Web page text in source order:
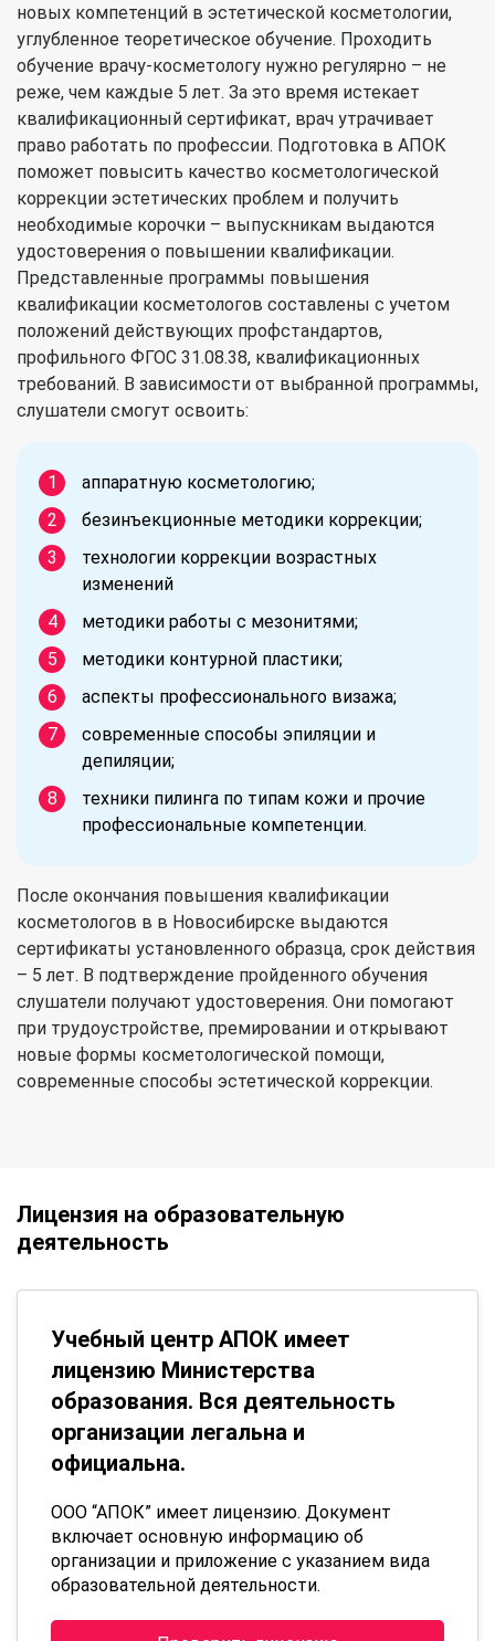
новых компетенций в эстетической косметологии,
углубленное теоретическое обучение. Проходить
обучение врачу-косметологу нужно регулярно – не
реже, чем каждые 5 лет. За это время истекает
квалификационный сертификат, врач утрачивает
право работать по профессии. Подготовка в АПОК
поможет повысить качество косметологической
коррекции эстетических проблем и получить
необходимые корочки – выпускникам выдаются
удостоверения о повышении квалификации.
Представленные программы повышения
квалификации косметологов составлены с учетом
положений действующих профстандартов,
профильного ФГОС 31.08.38, квалификационных
требований. В зависимости от выбранной программы,
слушатели смогут освоить:
аппаратную косметологию;
безинъекционные методики коррекции;
технологии коррекции возрастных
изменений
методики работы с мезонитями;
методики контурной пластики;
аспекты профессионального визажа;
современные способы эпиляции и
депиляции;
техники пилинга по типам кожи и прочие
профессиональные компетенции.
После окончания повышения квалификации
косметологов в в Новосибирске выдаются
сертификаты установленного образца, срок действия
– 5 лет. В подтверждение пройденного обучения
слушатели получают удостоверения. Они помогают
при трудоустройстве, премировании и открывают
новые формы косметологической помощи,
современные способы эстетической коррекции.
Лицензия на образовательную
деятельность
Учебный центр АПОК имеет
лицензию Министерства
образования. Вся деятельность
организации легальна и
официальна.
ООО “АПОК” имеет лицензию. Документ
включает основную информацию об
организации и приложение с указанием вида
образовательной деятельности.